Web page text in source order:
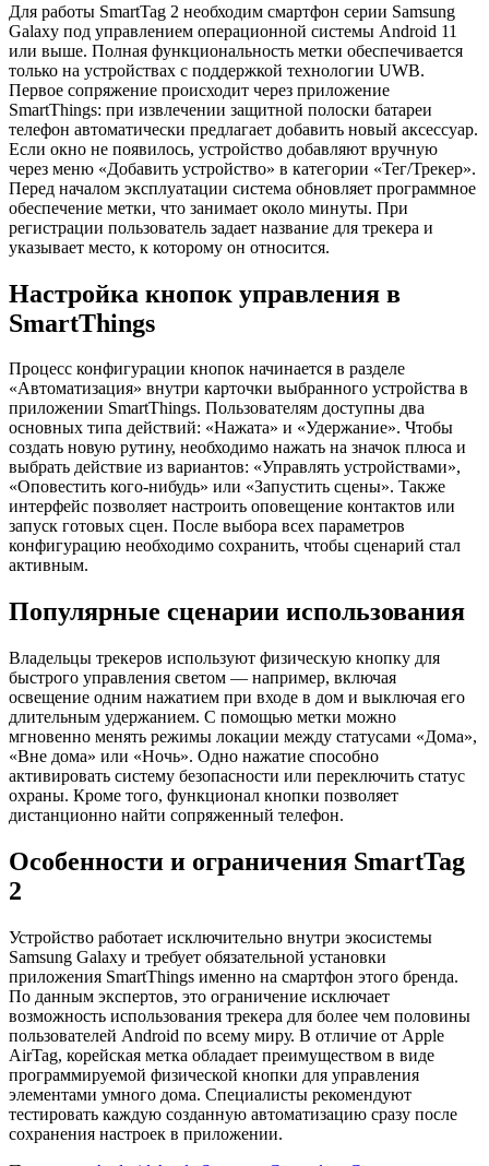
Для работы SmartTag 2 необходим смартфон серии Samsung
Galaxy под управлением операционной системы Android 11
или выше. Полная функциональность метки обеспечивается
только на устройствах с поддержкой технологии UWB.
Первое сопряжение происходит через приложение
SmartThings: при извлечении защитной полоски батареи
телефон автоматически предлагает добавить новый аксессуар.
Если окно не появилось, устройство добавляют вручную
через меню «Добавить устройство» в категории «Тег/Трекер».
Перед началом эксплуатации система обновляет программное
обеспечение метки, что занимает около минуты. При
регистрации пользователь задает название для трекера и
указывает место, к которому он относится.
Настройка кнопок управления в
SmartThings
Процесс конфигурации кнопок начинается в разделе
«Автоматизация» внутри карточки выбранного устройства в
приложении SmartThings. Пользователям доступны два
основных типа действий: «Нажата» и «Удержание». Чтобы
создать новую рутину, необходимо нажать на значок плюса и
выбрать действие из вариантов: «Управлять устройствами»,
«Оповестить кого-нибудь» или «Запустить сцены». Также
интерфейс позволяет настроить оповещение контактов или
запуск готовых сцен. После выбора всех параметров
конфигурацию необходимо сохранить, чтобы сценарий стал
активным.
Популярные сценарии использования
Владельцы трекеров используют физическую кнопку для
быстрого управления светом — например, включая
освещение одним нажатием при входе в дом и выключая его
длительным удержанием. С помощью метки можно
мгновенно менять режимы локации между статусами «Дома»,
«Вне дома» или «Ночь». Одно нажатие способно
активировать систему безопасности или переключить статус
охраны. Кроме того, функционал кнопки позволяет
дистанционно найти сопряженный телефон.
Особенности и ограничения SmartTag
2
Устройство работает исключительно внутри экосистемы
Samsung Galaxy и требует обязательной установки
приложения SmartThings именно на смартфон этого бренда.
По данным экспертов, это ограничение исключает
возможность использования трекера для более чем половины
пользователей Android по всему миру. В отличие от Apple
AirTag, корейская метка обладает преимуществом в виде
программируемой физической кнопки для управления
элементами умного дома. Специалисты рекомендуют
тестировать каждую созданную автоматизацию сразу после
сохранения настроек в приложении.